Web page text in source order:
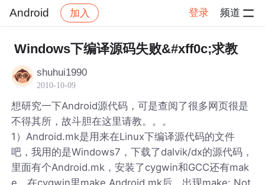
Android 加入 登录 频道
社区 Android 帖子详情
Windows下编译源码失败&#xff0c;求教
shuhui1990
2010-10-09
想研究一下Android源代码，可是查阅了很多网页很是
不得其所，故斗胆在这里请教。。。
1）Android.mk是用来在Linux下编译源代码的文件
吧，我用的是Windows7，下载了dalvik/dx的源代码，
里面有个Android.mk，安装了cygwin和GCC还有mak
e，在cygwin里make Android.mk后，出现make: Not